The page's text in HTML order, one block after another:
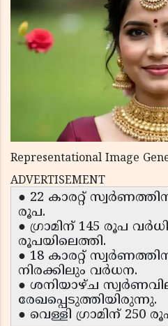
Representational Image
ADVERTISEMENT
● 22 കാരറ്റ്
രൂപ.
● ഗ്രാമിന് 145 രൂപ
രൂപയിലെത്തി.
● 18 കാരറ്റ്
നിരക്കിലും വര്‍ധന.
● ശനിയാഴ്ച
രേഖപ്പെടുത്തിയിരുന്നു.
● വെള്ളി ഗ്രാമിന് 250